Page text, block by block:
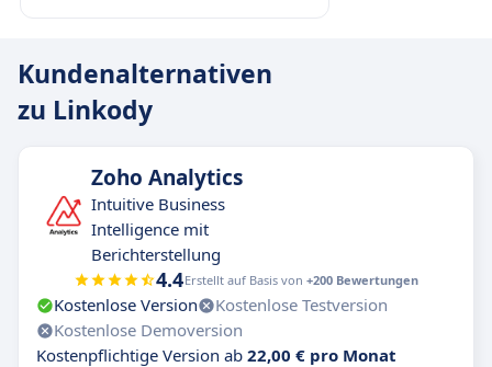
Kundenalternativen
zu Linkody
Zoho Analytics
Intuitive Business
Intelligence mit
Berichterstellung
4.4Erstellt auf Basis von +200 Bewertungen
Kostenlose Version
Kostenlose Testversion
Kostenlose Demoversion
Kostenpflichtige Version ab 22,00 € pro Monat